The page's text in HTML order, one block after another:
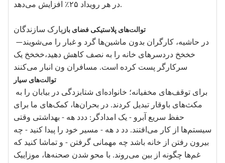
در هر رویداد ۲۵٪ افزایش می‌دهد.
پارک سازندگان توالت‌های پلاستیکی فضای باز
خخخخ دردسرهای خانه را به نصف کاهش دهید،خخخخ یک
سرکارگر پست کرده است. مسافران ون انبار می‌کنند
توالت‌های سیار
مکث‌های باوقار تبدیل کردند. در بحران‌ها، کمک‌های ما برای
حفظ سریع آبرو - یک امدادگر: ددد هه - بهداشتی وقتی
سیستم‌ها از کار می‌افتند. دد د هه - مسیر خود را پیدا کنید - چه
بیرون رفتن از خانه باشد چه مهمانی گرفتن - و تماشا کنید که
غم‌ها چگونه از بین می‌روند. با محو شدن صحنه‌ها، موزاییک